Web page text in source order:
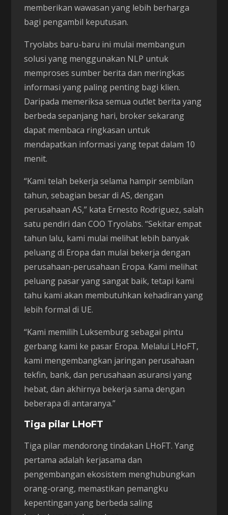
memberikan wawasan yang lebih berharga
bagi pengambil keputusan.
Tryolabs baru-baru ini mulai membangun
solusi yang menggunakan NLP untuk
memproses sumber berita dan meringkas
informasi yang paling penting bagi klien.
Daripada memeriksa semua outlet berita yang
berbeda sepanjang hari, broker sekarang
dapat membaca ringkasan untuk
mendapatkan informasi yang tepat dalam 10
menit.
“Kami telah bekerja selama hampir sembilan
tahun, sebagian besar di AS, dengan
perusahaan AS,” kata Ernesto Rodriguez, salah
satu pendiri dan COO Tryolabs. “Sekitar empat
tahun lalu, kami mulai melihat lebih banyak
peluang di Eropa dan mulai bekerja dengan
perusahaan-perusahaan Eropa. Kami melihat
peluang pasar yang sangat baik, tetapi kami
tahu kami akan membutuhkan kehadiran yang
lebih formal di UE.
“Kami memilih Luksemburg sebagai pintu
gerbang kami ke pasar Eropa. Melalui LHoFT,
kami mengembangkan jaringan perusahaan
tekfin, bank, dan perusahaan asuransi yang
hebat, dan akhirnya bekerja sama dengan
beberapa di antaranya.”
Tiga pilar LHoFT
Tiga pilar mendorong tindakan LHoFT. Yang
pertama adalah kerjasama dan
pengembangan ekosistem menghubungkan
orang-orang, memastikan pemangku
kepentingan yang berbeda saling